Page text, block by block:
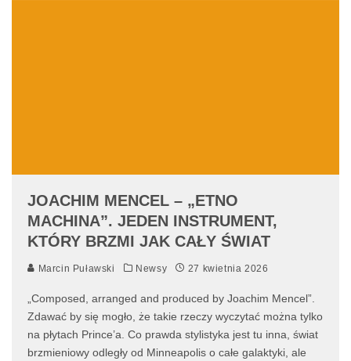
JOACHIM MENCEL – „ETNO
MACHINA”. JEDEN INSTRUMENT,
KTÓRY BRZMI JAK CAŁY ŚWIAT
Marcin Puławski Newsy 27 kwietnia 2026
„Composed, arranged and produced by Joachim Mencel”.
Zdawać by się mogło, że takie rzeczy wyczytać można tylko
na płytach Prince’a. Co prawda stylistyka jest tu inna, świat
brzmieniowy odległy od Minneapolis o całe galaktyki, ale